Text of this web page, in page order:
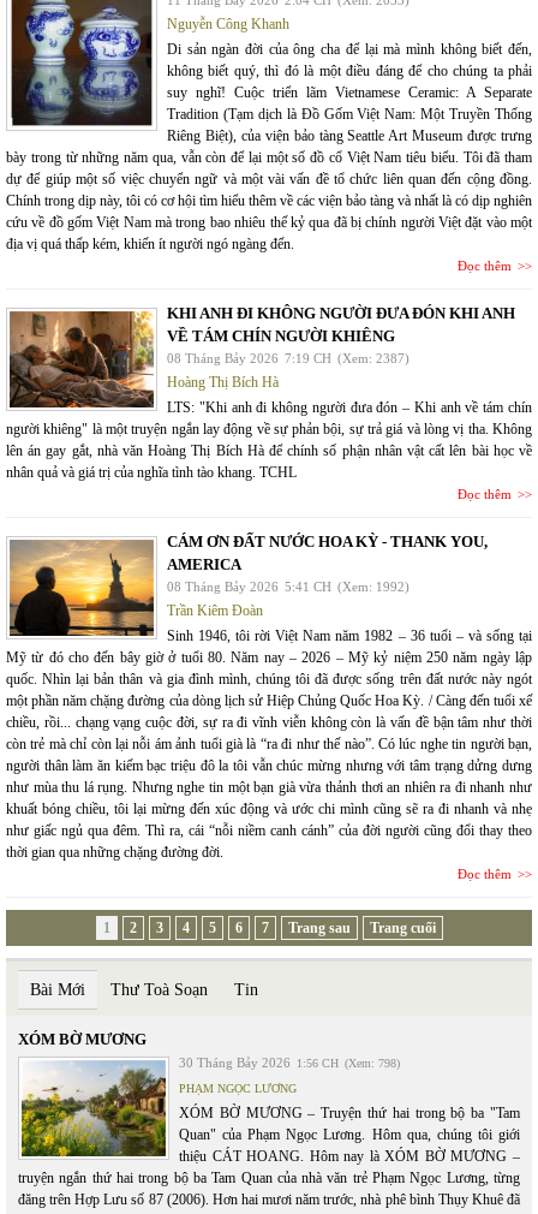
Nguyễn Công Khanh
Di sản ngàn đời của ông cha để lại mà mình không biết đến,
không biết quý, thì đó là một điều đáng để cho chúng ta phải
suy nghĩ! Cuộc triển lãm Vietnamese Ceramic: A Separate
Tradition (Tạm dịch là Đồ Gốm Việt Nam: Một Truyền Thống
Riêng Biệt), của viện bảo tàng Seattle Art Museum được trưng
bày trong từ những năm qua, vẫn còn để lại một số đồ cổ Việt Nam tiêu biểu. Tôi đã tham
dự để giúp một số việc chuyển ngữ và một vài vấn đề tổ chức liên quan đến cộng đồng.
Chính trong dịp này, tôi có cơ hội tìm hiểu thêm về các viện bảo tàng và nhất là có dịp nghiên
cứu về đồ gốm Việt Nam mà trong bao nhiêu thế kỷ qua đã bị chính người Việt đặt vào một
địa vị quá thấp kém, khiến ít người ngó ngàng đến.
Đọc thêm
KHI ANH ĐI KHÔNG NGƯỜI ĐƯA ĐÓN KHI ANH
VỀ TÁM CHÍN NGƯỜI KHIÊNG
08 Tháng Bảy 2026 7:19 CH (Xem: 2387)
Hoàng Thị Bích Hà
LTS: "Khi anh đi không người đưa đón – Khi anh về tám chín
người khiêng" là một truyện ngắn lay động về sự phản bội, sự trả giá và lòng vị tha. Không
lên án gay gắt, nhà văn Hoàng Thị Bích Hà để chính số phận nhân vật cất lên bài học về
nhân quả và giá trị của nghĩa tình tào khang. TCHL
Đọc thêm
CÁM ƠN ĐẤT NƯỚC HOA KỲ - THANK YOU,
AMERICA
08 Tháng Bảy 2026 5:41 CH (Xem: 1992)
Trần Kiêm Đoàn
Sinh 1946, tôi rời Việt Nam năm 1982 – 36 tuổi – và sống tại
Mỹ từ đó cho đến bây giờ ở tuổi 80. Năm nay – 2026 – Mỹ kỷ niệm 250 năm ngày lập
quốc. Nhìn lại bản thân và gia đình mình, chúng tôi đã được sống trên đất nước này ngót
một phần năm chặng đường của dòng lịch sử Hiệp Chủng Quốc Hoa Kỳ. / Càng đến tuổi xế
chiều, rồi... chạng vạng cuộc đời, sự ra đi vĩnh viễn không còn là vấn đề bận tâm như thời
còn trẻ mà chỉ còn lại nỗi ám ảnh tuổi già là “ra đi như thế nào”. Có lúc nghe tin người bạn,
người thân làm ăn kiếm bạc triệu đô la tôi vẫn chúc mừng nhưng với tâm trạng dửng dưng
như mùa thu lá rụng. Nhưng nghe tin một bạn già vừa thảnh thơi an nhiên ra đi nhanh như
khuất bóng chiều, tôi lại mừng đến xúc động và ước chi mình cũng sẽ ra đi nhanh và nhẹ
như giấc ngủ qua đêm. Thì ra, cái “nỗi niềm canh cánh” của đời người cũng đổi thay theo
thời gian qua những chặng đường đời.
Đọc thêm
1 2 3 4 5 6 7 Trang sau Trang cuối
Bài Mới Thư Toà Soạn Tin
XÓM BỜ MƯƠNG
30 Tháng Bảy 2026 1:56 CH (Xem: 798)
PHẠM NGỌC LƯƠNG
XÓM BỜ MƯƠNG – Truyện thứ hai trong bộ ba "Tam
Quan" của Phạm Ngọc Lương. Hôm qua, chúng tôi giới
thiệu CÁT HOANG. Hôm nay là XÓM BỜ MƯƠNG –
truyện ngắn thứ hai trong bộ ba Tam Quan của nhà văn trẻ Phạm Ngọc Lương, từng
đăng trên Hợp Lưu số 87 (2006). Hơn hai mươi năm trước, nhà phê bình Thụy Khuê đã